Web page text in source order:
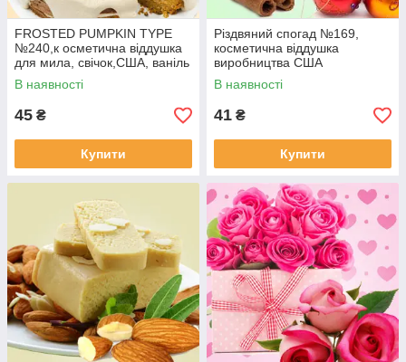
FROSTED PUMPKIN TYPE
№240,к осметична віддушка
для мила, свічок,США, ваніль
1,5 %
В наявності
45 ₴
Купити
Різдвяний спогад №169,
косметична віддушка
виробництва США
В наявності
41 ₴
Купити